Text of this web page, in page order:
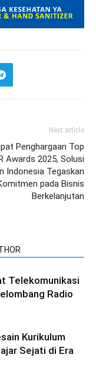
Next article
Penghargaan Top
Awards 2025, Solusi
Indonesia Tegaskan
pada Bisnis
Berkelanjutan
Telekomunikasi
Radio
Kurikulum
Sejati di Era